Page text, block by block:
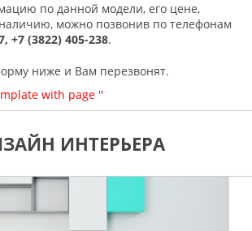
по данной модели, его цене,
можно позвонив по телефонам
+7 (3822) 405-238.
ниже и Вам перезвонят.
with page ''
ИНТЕРЬЕРА